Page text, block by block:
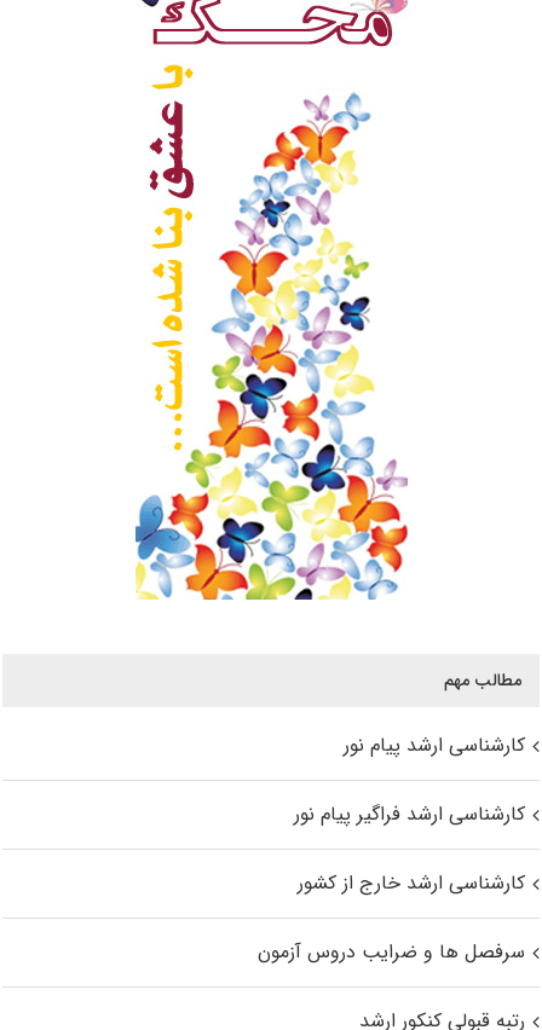
مطالب مهم
کارشناسی ارشد پیام نور
کارشناسی ارشد فراگیر پیام نور
کارشناسی ارشد خارج از کشور
سرفصل ها و ضرایب دروس آزمون
رتبه قبولی کنکور ارشد